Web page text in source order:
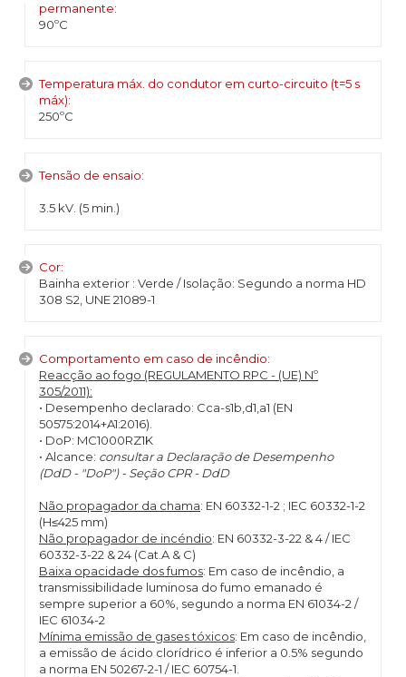
permanente:
90ºC
Temperatura máx. do condutor em curto-circuito (t=5 s
máx):
250ºC
Tensão de ensaio:
3.5 kV. (5 min.)
Cor:
Bainha exterior : Verde / Isolação: Segundo a norma HD
308 S2, UNE 21089-1
Comportamento em caso de incêndio:
Reacção ao fogo (REGULAMENTO RPC - (UE) Nº
305/2011):
• Desempenho declarado: Cca-s1b,d1,a1 (EN
50575:2014+A1:2016).
• DoP: MC1000RZ1K
• Alcance: consultar a Declaração de Desempenho
(DdD - "DoP") - Seção CPR - DdD
Não propagador da chama: EN 60332-1-2 ; IEC 60332-1-2
(H≤425 mm)
Não propagador de incéndio: EN 60332-3-22 & 4 / IEC
60332-3-22 & 24 (Cat.A & C)
Baixa opacidade dos fumos: Em caso de incêndio, a
transmissibilidade luminosa do fumo emanado é
sempre superior a 60%, segundo a norma EN 61034-2 /
IEC 61034-2
Mínima emissão de gases tóxicos: Em caso de incêndio,
a emissão de ácido clorídrico é inferior a 0.5% segundo
a norma EN 50267-2-1 / IEC 60754-1.